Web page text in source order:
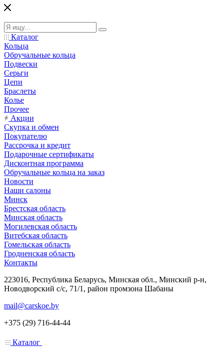
Каталог
Кольца
Обручальные кольца
Подвески
Серьги
Цепи
Браслеты
Колье
Прочее
Акции
Скупка и обмен
Покупателю
Рассрочка и кредит
Подарочные сертификаты
Дисконтная программа
Обручальные кольца на заказ
Новости
Наши салоны
Минск
Брестская область
Минская область
Могилевская область
Витебская область
Гомельская область
Гродненская область
Контакты
223016, Республика Беларусь, Минская обл., Минский р-н,
Новодворский с/с, 71/1, район промзона Шабаны
mail@carskoe.by
+375 (29) 716-44-44
Каталог